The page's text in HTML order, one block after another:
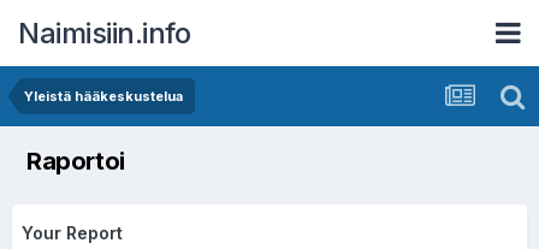
Naimisiin.info
Yleistä hääkeskustelua
Raportoi
Your Report